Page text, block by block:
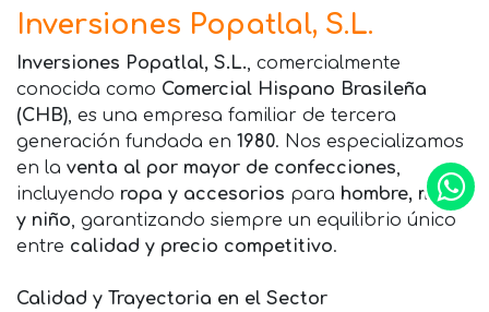
Inversiones Popatlal, S.L.
Inversiones Popatlal, S.L., comercialmente
conocida como Comercial Hispano Brasileña
(CHB), es una empresa familiar de tercera
generación fundada en 1980. Nos especializamos
en la venta al por mayor de confecciones,
incluyendo ropa y accesorios para hombre, mujer
y niño, garantizando siempre un equilibrio único
entre calidad y precio competitivo.
Calidad y Trayectoria en el Sector